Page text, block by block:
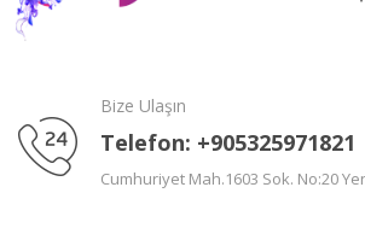
Bize Ulaşın
Telefon: +905325971821
Cumhuriyet Mah.1603 Sok. No:20